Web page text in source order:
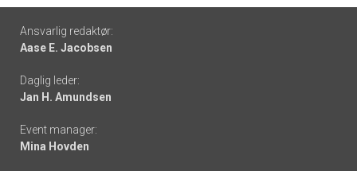
Footer
-
links
Ansvarlig redaktør:
Aase E. Jacobsen
Daglig leder:
Jan H. Amundsen
Event manager:
Mina Hovden